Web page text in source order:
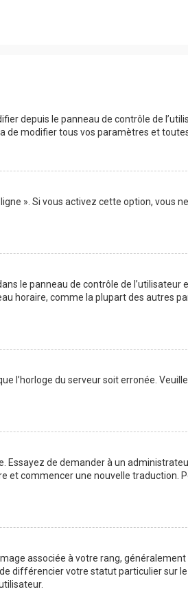
depuis le panneau de contrôle de
de modifier tous vos paramètres et
». Si vous activez cette option, vous
le panneau de contrôle de l’utilisateur
horaire, comme la plupart des autres
l’horloge du serveur soit erronée.
Essayez de demander à un
et commencer une nouvelle traduction.
associée à votre rang,
différencier votre statut particulier sur